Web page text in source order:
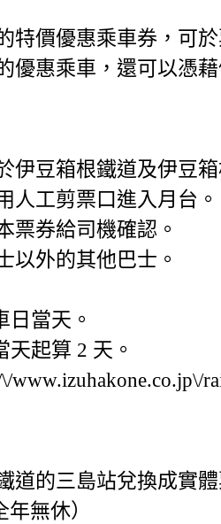
特價優惠乘車券，可
優惠乘車，還可以憑
伊豆箱根鐵道及伊豆
人工剪票口進入月台。
票券給司機確認。
以外的其他巴士。
日當天。
天起算 2 天。
道的三島站兌換成實體
無休）